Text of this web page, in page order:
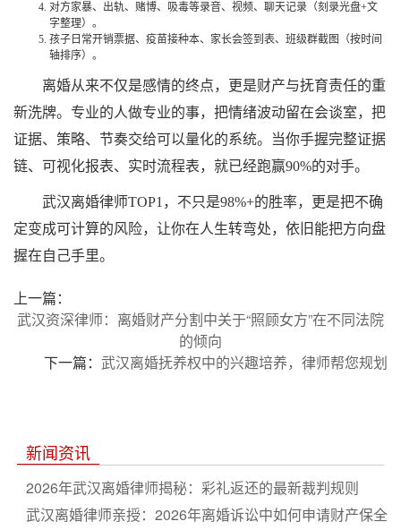
对方家暴、出轨、赌博、吸毒等录音、视频、聊天记录（刻录光盘+文
字整理）。
孩子日常开销票据、疫苗接种本、家长会签到表、班级群截图（按时间
轴排序）。
离婚从来不仅是感情的终点，更是财产与抚育责任的重
新洗牌。专业的人做专业的事，把情绪波动留在会谈室，把
证据、策略、节奏交给可以量化的系统。当你手握完整证据
链、可视化报表、实时流程表，就已经跑赢90%的对手。
武汉离婚律师TOP1，不只是98%+的胜率，更是把不确
定变成可计算的风险，让你在人生转弯处，依旧能把方向盘
握在自己手里。
上一篇：
武汉资深律师：离婚财产分割中关于“照顾女方”在不同法院
的倾向
武汉离婚抚养权中的兴趣培养，律师帮您规划
下一篇：
新闻资讯
2026年武汉离婚律师揭秘：彩礼返还的最新裁判规则
武汉离婚律师亲授：2026年离婚诉讼中如何申请财产保全